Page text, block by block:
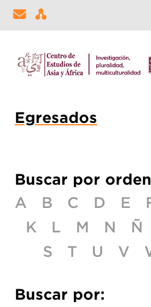
Egresados
Buscar por
A
B C D E
K
L M N Ñ
S
T U V
Buscar por: